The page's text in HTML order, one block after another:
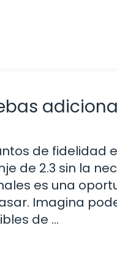
de fidelidad
de 2.3 sin la
es una
Imagina
de …